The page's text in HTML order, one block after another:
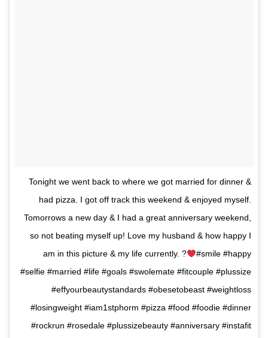
Tonight we went back to where we got married for dinner &
had pizza. I got off track this weekend & enjoyed myself.
Tomorrows a new day & I had a great anniversary weekend,
so not beating myself up! Love my husband & how happy I
am in this picture & my life currently. ?
#smile #happy
#selfie #married #life #goals #swolemate #fitcouple #plussize
#effyourbeautystandards #obesetobeast #weightloss
#losingweight #iam1stphorm #pizza #food #foodie #dinner
#rockrun #rosedale #plussizebeauty #anniversary #instafit